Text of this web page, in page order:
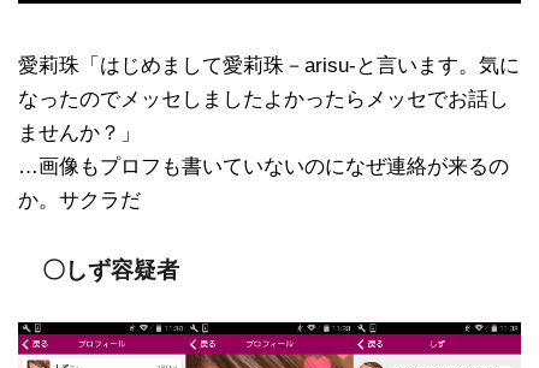
愛莉珠「はじめまして愛莉珠－arisu-と言います。気に
なったのでメッセしましたよかったらメッセでお話し
ませんか？」
…画像もプロフも書いていないのになぜ連絡が来るの
か。サクラだ
〇しず容疑者